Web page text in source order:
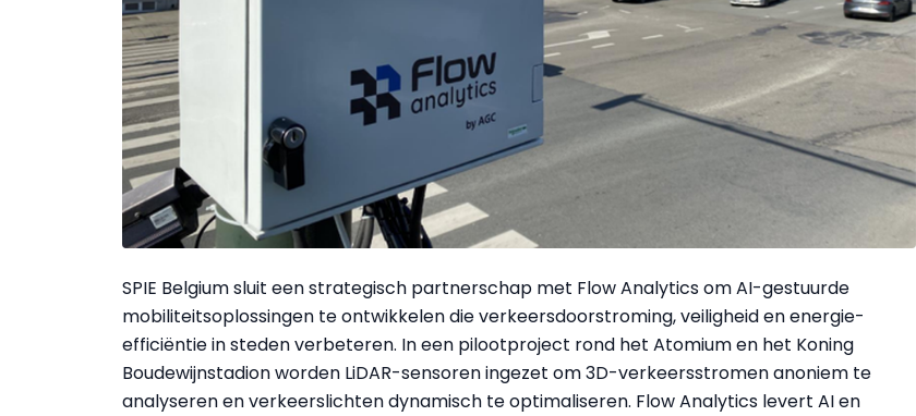
SPIE Belgium sluit een strategisch partnerschap met Flow Analytics om AI-gestuurde
mobiliteitsoplossingen te ontwikkelen die verkeersdoorstroming, veiligheid en energie-
efficiëntie in steden verbeteren. In een pilootproject rond het Atomium en het Koning
Boudewijnstadion worden LiDAR-sensoren ingezet om 3D-verkeersstromen anoniem te
analyseren en verkeerslichten dynamisch te optimaliseren. Flow Analytics levert AI en